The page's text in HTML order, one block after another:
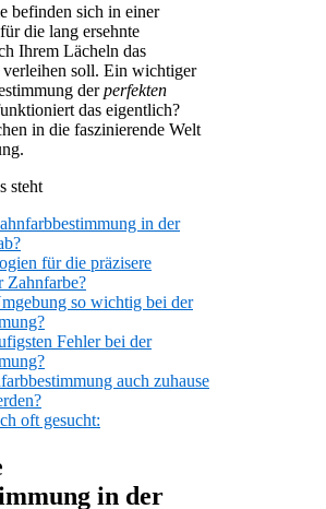
befinden sich in einer
die lang ersehnte
Ihrem Lächeln das
verleihen soll. Ein wichtiger
derperfekten
das eigentlich?
in die faszinierende Welt
steht
in der
für die präzisere
Zahnfarbe?
so wichtig bei der
Fehler bei der
auch zuhause
oft gesucht:
in der